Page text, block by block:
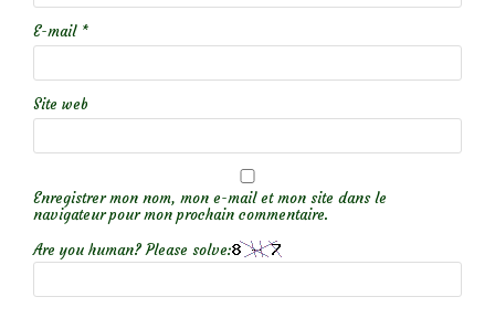
E-mail *
Site web
Enregistrer mon nom, mon e-mail et mon site dans le
navigateur pour mon prochain commentaire.
Are you human? Please solve: